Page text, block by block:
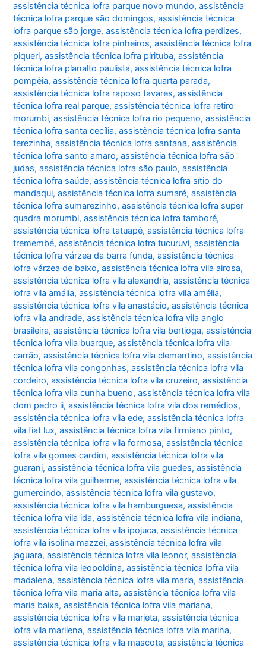
assistência técnica lofra parque novo mundo,assistência
técnica lofra parque são domingos,assistência técnica
lofra parque são jorge,assistência técnica lofra perdizes,
assistência técnica lofra pinheiros,assistência técnica lofra
piqueri,assistência técnica lofra pirituba,assistência
técnica lofra planalto paulista,assistência técnica lofra
pompéia,assistência técnica lofra quarta parada,
assistência técnica lofra raposo tavares,assistência
técnica lofra real parque,assistência técnica lofra retiro
morumbi,assistência técnica lofra rio pequeno,assistência
técnica lofra santa cecília,assistência técnica lofra santa
terezinha,assistência técnica lofra santana,assistência
técnica lofra santo amaro,assistência técnica lofra são
judas,assistência técnica lofra são paulo,assistência
técnica lofra saúde,assistência técnica lofra sítio do
mandaqui,assistência técnica lofra sumaré,assistência
técnica lofra sumarezinho,assistência técnica lofra super
quadra morumbi,assistência técnica lofra tamboré,
assistência técnica lofra tatuapé,assistência técnica lofra
tremembé,assistência técnica lofra tucuruvi,assistência
técnica lofra várzea da barra funda,assistência técnica
lofra várzea de baixo,assistência técnica lofra vila airosa,
assistência técnica lofra vila alexandria,assistência técnica
lofra vila amália,assistência técnica lofra vila amélia,
assistência técnica lofra vila anastácio,assistência técnica
lofra vila andrade,assistência técnica lofra vila anglo
brasileira,assistência técnica lofra vila bertioga,assistência
técnica lofra vila buarque,assistência técnica lofra vila
carrão,assistência técnica lofra vila clementino,assistência
técnica lofra vila congonhas,assistência técnica lofra vila
cordeiro,assistência técnica lofra vila cruzeiro,assistência
técnica lofra vila cunha bueno,assistência técnica lofra vila
dom pedro ii,assistência técnica lofra vila dos remédios,
assistência técnica lofra vila ede,assistência técnica lofra
vila fiat lux,assistência técnica lofra vila firmiano pinto,
assistência técnica lofra vila formosa,assistência técnica
lofra vila gomes cardim,assistência técnica lofra vila
guarani,assistência técnica lofra vila guedes,assistência
técnica lofra vila guilherme,assistência técnica lofra vila
gumercindo,assistência técnica lofra vila gustavo,
assistência técnica lofra vila hamburguesa,assistência
técnica lofra vila ida,assistência técnica lofra vila indiana,
assistência técnica lofra vila ipojuca,assistência técnica
lofra vila isolina mazzei,assistência técnica lofra vila
jaguara,assistência técnica lofra vila leonor,assistência
técnica lofra vila leopoldina,assistência técnica lofra vila
madalena,assistência técnica lofra vila maria,assistência
técnica lofra vila maria alta,assistência técnica lofra vila
maria baixa,assistência técnica lofra vila mariana,
assistência técnica lofra vila marieta,assistência técnica
lofra vila marilena,assistência técnica lofra vila marina,
assistência técnica lofra vila mascote,assistência técnica